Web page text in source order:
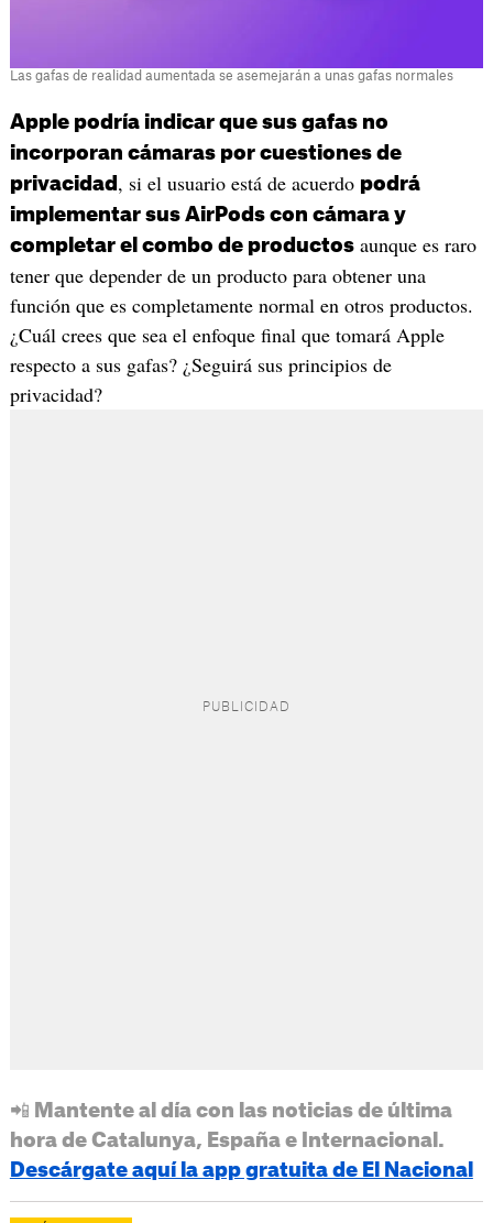
Las gafas de realidad aumentada se asemejarán a unas gafas normales
Apple podría indicar que sus gafas no
incorporan cámaras por cuestiones de
privacidad , si el usuario está de acuerdo podrá
implementar sus AirPods con cámara y
completar el combo de productosaunque es raro
tener que depender de un producto para obtener una
función que es completamente normal en otros productos.
¿Cuál crees que sea el enfoque final que tomará Apple
respecto a sus gafas? ¿Seguirá sus principios de
privacidad?
📲 Mantente al día con las noticias de última
hora de Catalunya, España e Internacional.
Descárgate aquí la app gratuita de El Nacional